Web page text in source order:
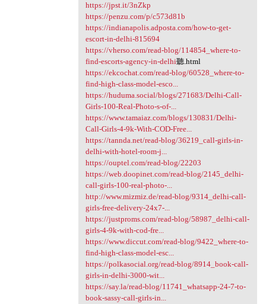
https://jpst.it/3nZkp
https://penzu.com/p/c573d81b
https://indianapolis.adposta.com/how-to-get-
escort-in-delhi-815694
https://vherso.com/read-blog/114854_where-to-
find-escorts-agency-in-delhi聽.html
https://ekcochat.com/read-blog/60528_where-to-
find-high-class-model-esco...
https://huduma.social/blogs/271683/Delhi-Call-
Girls-100-Real-Photo-s-of-...
https://www.tamaiaz.com/blogs/130831/Delhi-
Call-Girls-4-9k-With-COD-Free...
https://tannda.net/read-blog/36219_call-girls-in-
delhi-with-hotel-room-j...
https://ouptel.com/read-blog/22203
https://web.doopinet.com/read-blog/2145_delhi-
call-girls-100-real-photo-...
http://www.mizmiz.de/read-blog/9314_delhi-call-
girls-free-delivery-24x7-...
https://justproms.com/read-blog/58987_delhi-call-
girls-4-9k-with-cod-fre...
https://www.diccut.com/read-blog/9422_where-to-
find-high-class-model-esc...
https://polkasocial.org/read-blog/8914_book-call-
girls-in-delhi-3000-wit...
https://say.la/read-blog/11741_whatsapp-24-7-to-
book-sassy-call-girls-in...